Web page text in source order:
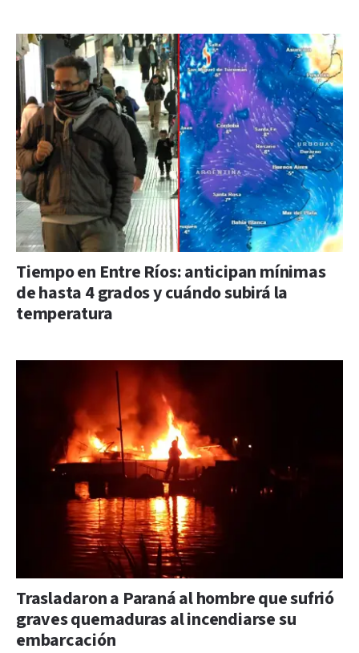
Tiempo en Entre Ríos: anticipan mínimas
de hasta 4 grados y cuándo subirá la
temperatura
Trasladaron a Paraná al hombre que sufrió
graves quemaduras al incendiarse su
embarcación